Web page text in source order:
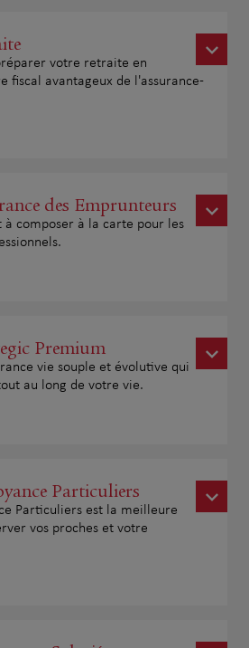
votre retraite en
fiscal avantageux de l'assurance-
des Emprunteurs
à composer à la carte pour les
Premium
vie souple et évolutive qui
au long de votre vie.
Particuliers
Particuliers est la meilleure
vos proches et votre